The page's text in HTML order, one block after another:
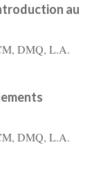
au
DMQ, L.A.
DMQ, L.A.